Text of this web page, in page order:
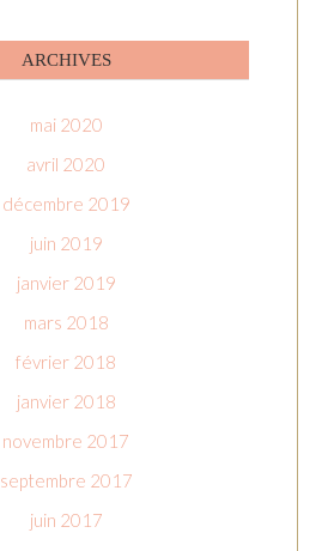
ARCHIVES
mai 2020
avril 2020
décembre 2019
juin 2019
janvier 2019
mars 2018
février 2018
janvier 2018
novembre 2017
septembre 2017
juin 2017